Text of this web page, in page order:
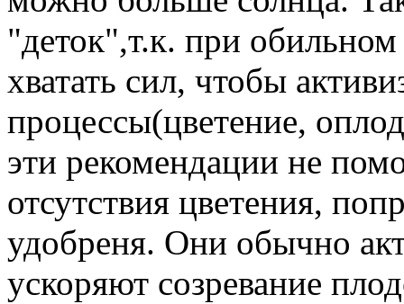
"деток",т.к. при
хватать сил, чтобы
процессы(цветение,
эти рекомендации не
отсутствия цветения,
удобреня. Они обычно
ускоряют созревание